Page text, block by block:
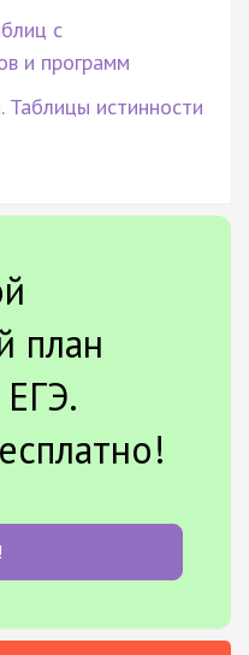
с
и программ
Таблицы истинности
план